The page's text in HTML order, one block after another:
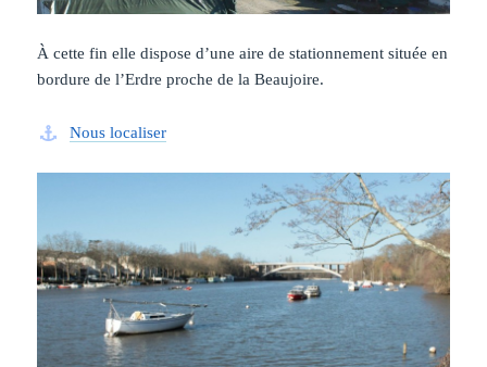
À cette fin elle dispose d’une aire de stationnement située en
bordure de l’Erdre proche de la Beaujoire.
Nous localiser